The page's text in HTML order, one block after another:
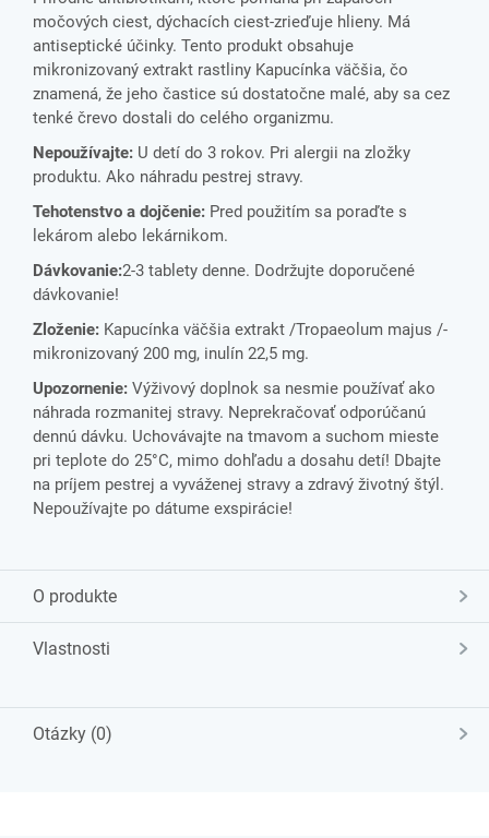
močových ciest, dýchacích ciest-zrieďuje hlieny. Má
antiseptické účinky. Tento produkt obsahuje
mikronizovaný extrakt rastliny Kapucínka väčšia, čo
znamená, že jeho častice sú dostatočne malé, aby sa cez
tenké črevo dostali do celého organizmu.
Nepoužívajte: U detí do 3 rokov. Pri alergii na zložky
produktu. Ako náhradu pestrej stravy.
Tehotenstvo a dojčenie: Pred použitím sa poraďte s
lekárom alebo lekárnikom.
Dávkovanie:2-3 tablety denne. Dodržujte doporučené
dávkovanie!
Zloženie: Kapucínka väčšia extrakt /Tropaeolum majus /-
mikronizovaný 200 mg, inulín 22,5 mg.
Upozornenie: Výživový doplnok sa nesmie používať ako
náhrada rozmanitej stravy. Neprekračovať odporúčanú
dennú dávku. Uchovávajte na tmavom a suchom mieste
pri teplote do 25°C, mimo dohľadu a dosahu detí! Dbajte
na príjem pestrej a vyváženej stravy a zdravý životný štýl.
Nepoužívajte po dátume exspirácie!
O produkte
Vlastnosti
Otázky (0)